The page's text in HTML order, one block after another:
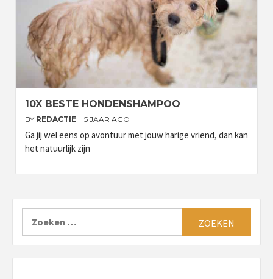
10X BESTE HONDENSHAMPOO
BY REDACTIE 5 JAAR AGO
Ga jij wel eens op avontuur met jouw harige vriend, dan kan
het natuurlijk zijn